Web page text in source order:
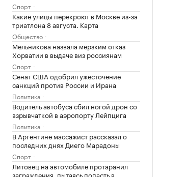
Спорт
Какие улицы перекроют в Москве из-за
триатлона 8 августа. Карта
Общество
Мельникова назвала мерзким отказ
Хорватии в выдаче виз россиянам
Спорт
Сенат США одобрил ужесточение
санкций против России и Ирана
Политика
Водитель автобуса сбил ногой дрон со
взрывчаткой в аэропорту Лейпцига
Политика
В Аргентине массажист рассказал о
последних днях Диего Марадоны
Спорт
Литовец на автомобиле протаранил
заграждения, пытаясь попасть в